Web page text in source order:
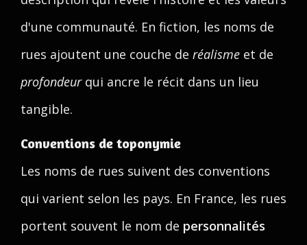
d'une communauté. En fiction, les noms de
rues ajoutent une couche de réalisme et de
profondeurqui ancre le récit dans un lieu
tangible.
Conventions de toponymie
Les noms de rues suivent des conventions
qui varient selon les pays. En France, les rues
portent souvent le nom de personnalités